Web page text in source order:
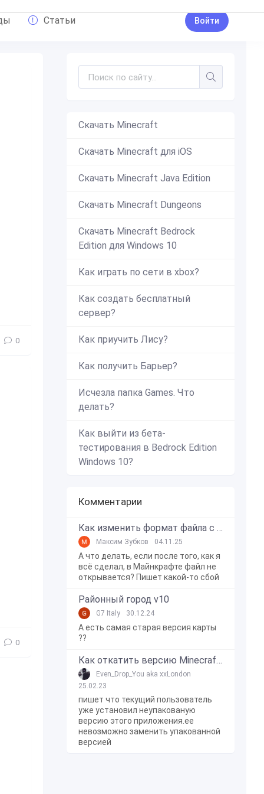
Статьи Войти
0
0
Скачать Minecraft
Скачать Minecraft для iOS
Скачать Minecraft Java Edition
Скачать Minecraft Dungeons
Скачать Minecraft Bedrock
Edition для Windows 10
Как играть по сети в xbox?
Как создать бесплатный
сервер?
Как приучить Лису?
Как получить Барьер?
Исчезла папка Games. Что
делать?
Как выйти из бета-
тестирования в Bedrock Edition
Windows 10?
Комментарии
Как изменить формат файла с zip в mcworld?
Максим Зубков 04.11.25
А что делать, если после того, как я
всё сделал, в Майнкрафте файл не
открывается? Пишет какой-то сбой
Районный город v10
G7 Italy 30.12.24
А есть самая старая версия карты
??
Как откатить версию Minecraft Bedrock Edition на Windows 10?
Even_Drop_You aka xxLondon
25.02.23
пишет что текущий пользователь
уже установил неупакованую
версию этого приложения.ее
невозможно заменить упакованной
версией